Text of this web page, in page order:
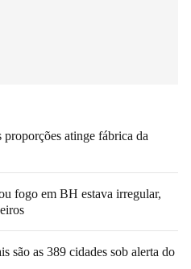
atinge fábrica da
fogo em BH estava irregular,
são as 389 cidades sob alerta do